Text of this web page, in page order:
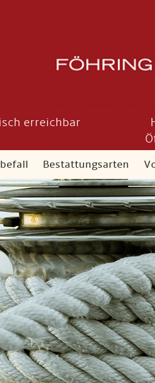
erreichbar
Bestattungsarten